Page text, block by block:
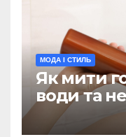
МОДА І СТИЛЬ
Як мити
води та
поради